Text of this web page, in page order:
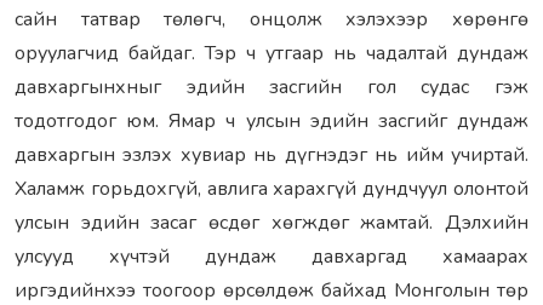
сайн татвар төлөгч, онцолж хэлэхээр хөрөнгө
оруулагчид байдаг. Тэр ч утгаар нь чадалтай дундаж
давхаргынхныг эдийн засгийн гол судас гэж
тодотгодог юм. Ямар ч улсын эдийн засгийг дундаж
давхаргын эзлэх хувиар нь дүгнэдэг нь ийм учиртай.
Халамж горьдохгүй, авлига харахгүй дундчуул олонтой
улсын эдийн засаг өсдөг хөгждөг жамтай. Дэлхийн
улсууд хүчтэй дундаж давхаргад хамаарах
иргэдийнхээ тоогоор өрсөлдөж байхад Монголын төр